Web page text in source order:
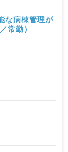
な病棟管理が
常勤）